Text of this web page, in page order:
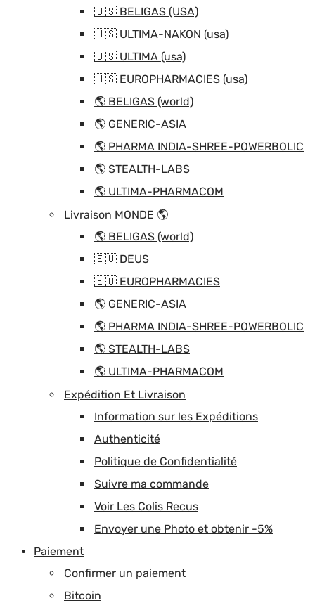
🇺🇸 BELIGAS (USA)
🇺🇸 ULTIMA-NAKON (usa)
🇺🇸 ULTIMA (usa)
🇺🇸 EUROPHARMACIES (usa)
🌎 BELIGAS (world)
🌎 GENERIC-ASIA
🌎 PHARMA INDIA-SHREE-POWERBOLIC
🌎 STEALTH-LABS
🌎 ULTIMA-PHARMACOM
Livraison MONDE 🌎
🌎 BELIGAS (world)
🇪🇺 DEUS
🇪🇺 EUROPHARMACIES
🌎 GENERIC-ASIA
🌎 PHARMA INDIA-SHREE-POWERBOLIC
🌎 STEALTH-LABS
🌎 ULTIMA-PHARMACOM
Expédition Et Livraison
Information sur les Expéditions
Authenticité
Politique de Confidentialité
Suivre ma commande
Voir Les Colis Recus
Envoyer une Photo et obtenir -5%
Paiement
Confirmer un paiement
Bitcoin